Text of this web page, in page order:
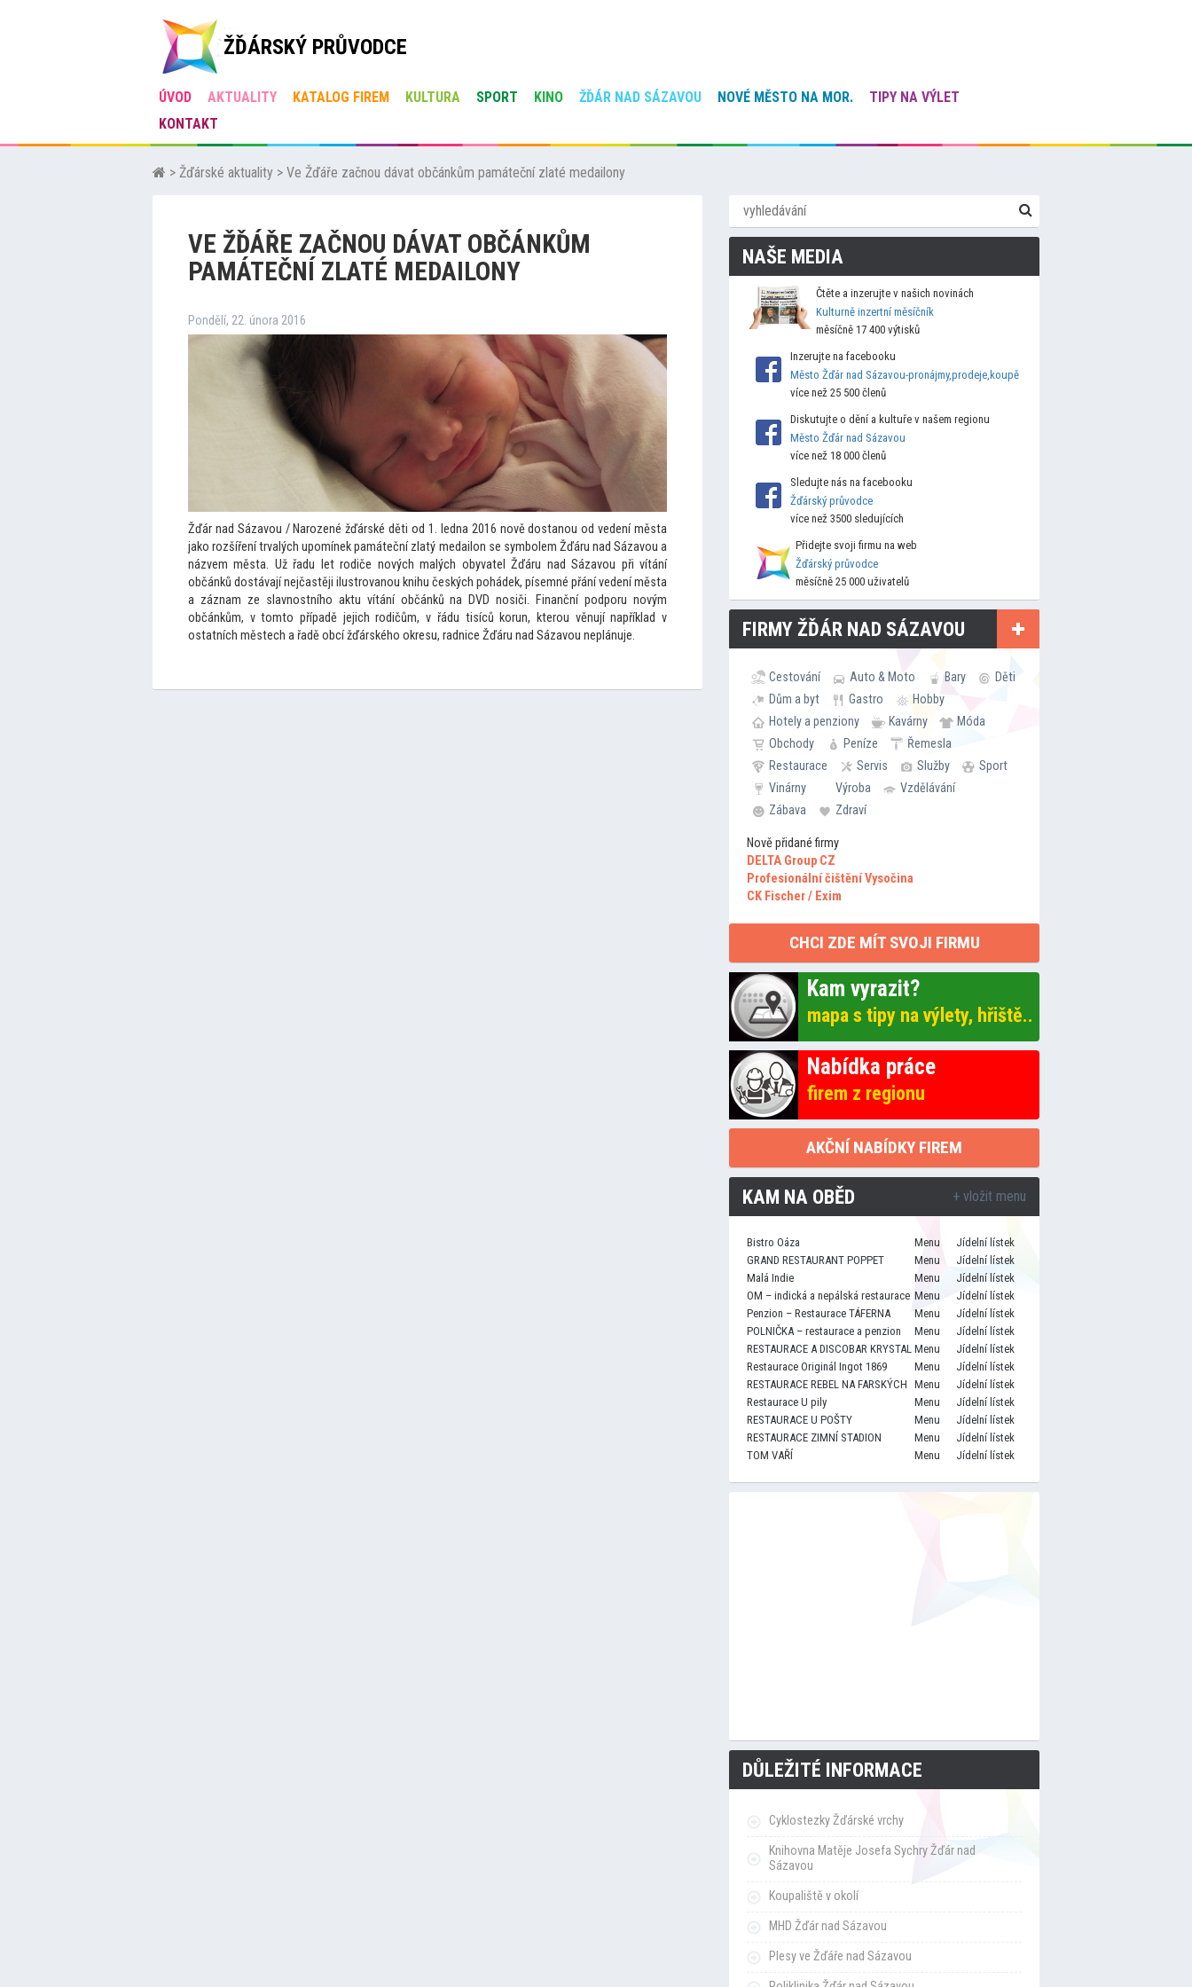
ŽĎÁRSKÝ PRŮVODCE
ÚVOD AKTUALITY KATALOG FIREM KULTURA SPORT KINO ŽĎÁR NAD SÁZAVOU NOVÉ MĚSTO NA MOR.
TIPY NA VÝLET
KONTAKT
> Žďárské aktuality > Ve Žďáře začnou dávat občánkům památeční zlaté medailony
VE ŽĎÁŘE ZAČNOU DÁVAT OBČÁNKŮM
PAMÁTEČNÍ ZLATÉ MEDAILONY
Pondělí, 22. února 2016
Žďár nad Sázavou / Narozené žďárské děti od 1. ledna 2016 nově dostanou od vedení města
jako rozšíření trvalých upomínek památeční zlatý medailon se symbolem Žďáru nad Sázavou a
názvem města. Už řadu let rodiče nových malých obyvatel Žďáru nad Sázavou při vítání
občánků dostávají nejčastěji ilustrovanou knihu českých pohádek, písemné přání vedení města
a záznam ze slavnostního aktu vítání občánků na DVD nosiči. Finanční podporu novým
občánkům, vtomto případě jejich rodičům, v řádu tisíců korun, kterou věnují například v
ostatních městech a řadě obcí žďárského okresu, radnice Žďáru nad Sázavou neplánuje.
NAŠE MEDIA
Čtěte a inzerujte v našich novinách
Kulturně inzertní měsíčník
měsíčně 17 400 výtisků
Inzerujte na facebooku
Město Žďár nad Sázavou-pronájmy,prodeje,koupě
více než 25 500 členů
Diskutujte o dění a kultuře v našem regionu
Město Žďár nad Sázavou
více než 18 000 členů
Sledujte nás na facebooku
Žďárský průvodce
více než 3500 sledujících
Přidejte svoji firmu na web
Žďárský průvodce
měsíčně 25 000 uživatelů
FIRMY ŽĎÁR NAD SÁZAVOU
Cestování Auto & Moto Bary
Děti
Dům a byt
Gastro
Hobby
Hotely a penziony
Kavárny
Móda
Obchody
Peníze
Řemesla
Restaurace
Servis Služby
Sport
Vinárny
Výroba
Vzdělávání
Zábava
Zdraví
Nově přidané firmy
DELTA Group CZ
Profesionální čištění Vysočina
CK Fischer / Exim
CHCI ZDE MÍT SVOJI FIRMU
Kam vyrazit?
mapa s tipy na výlety, hřiště..
Nabídka práce
firem z regionu
AKČNÍ NABÍDKY FIREM
KAM NA OBĚD + vložit menu
Bistro Oáza Menu
Jídelní lístek
GRAND RESTAURANT POPPET
Menu
Jídelní lístek
Malá Indie
Menu
Jídelní lístek
OM – indická a nepálská restaurace Menu
Jídelní lístek
Penzion – Restaurace TÁFERNA
Menu
Jídelní lístek
POLNIČKA – restaurace a penzion
Menu
Jídelní lístek
RESTAURACE A DISCOBAR KRYSTAL Menu
Jídelní lístek
Restaurace Originál Ingot 1869
Menu
Jídelní lístek
RESTAURACE REBEL NA FARSKÝCH Menu
Jídelní lístek
Restaurace U pily
Menu
Jídelní lístek
RESTAURACE U POŠTY
Menu
Jídelní lístek
RESTAURACE ZIMNÍ STADION
Menu
Jídelní lístek
TOM VAŘÍ
Menu Jídelní lístek
DŮLEŽITÉ INFORMACE
Cyklostezky Žďárské vrchy
Knihovna Matěje Josefa Sychry Žďár nad
Sázavou
Koupaliště v okolí
MHD Žďár nad Sázavou
Plesy ve Žďáře nad Sázavou